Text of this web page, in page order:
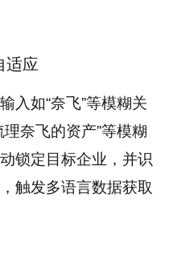
适应
入如“奈飞”等模糊关
奈飞的资产”等模糊
锁定目标企业，并识
触发多语言数据获取